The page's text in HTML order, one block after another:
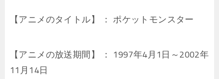
【アニメのタイトル】 ： ポケットモンスター
【アニメの放送期間】 ： 1997年4月1日～2002年
11月14日